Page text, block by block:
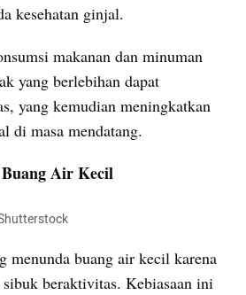
kesehatan ginjal.
makanan dan minuman
yang berlebihan dapat
yang kemudian meningkatkan
di masa mendatang.
Air Kecil
menunda buang air kecil karena
sibuk beraktivitas. Kebiasaan ini